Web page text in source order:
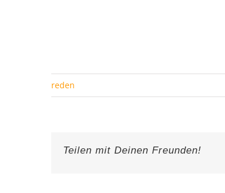
reden
Teilen mit Deinen Freunden!